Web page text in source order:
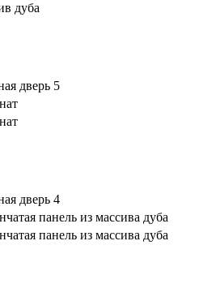
дуба
дверь 5
дверь 4
панель из массива дуба
панель из массива дуба